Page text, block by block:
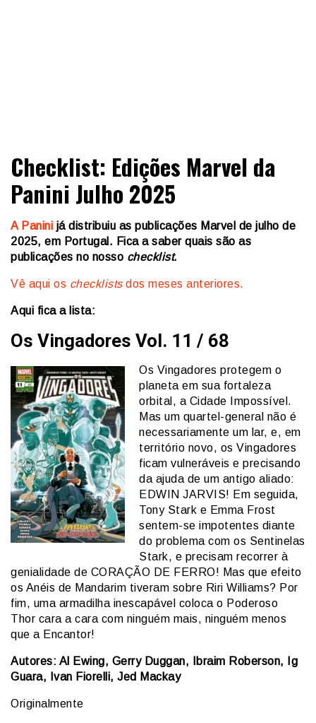
Central Comics
Checklist: Edições Marvel da
Panini Julho 2025
A Panini já distribuiu as publicações Marvel de julho de
2025, em Portugal. Fica a saber quais são as
publicações no nosso checklist.
Vê aqui os checklistsdos meses anteriores.
Aqui fica a lista:
Os Vingadores Vol. 11 / 68
Os Vingadores protegem o
planeta em sua fortaleza
orbital, a Cidade Impossível.
Mas um quartel-general não é
necessariamente um lar, e, em
território novo, os Vingadores
ficam vulneráveis e precisando
da ajuda de um antigo aliado:
EDWIN JARVIS! Em seguida,
Tony Stark e Emma Frost
sentem-se impotentes diante
do problema com os Sentinelas
Stark, e precisam recorrer à
genialidade de CORAÇÃO DE FERRO! Mas que efeito
os Anéis de Mandarim tiveram sobre Riri Williams? Por
fim, uma armadilha inescapável coloca o Poderoso
Thor cara a cara com ninguém mais, ninguém menos
que a Encantor!
Autores: Al Ewing, Gerry Duggan, Ibraim Roberson, Ig
Guara, Ivan Fiorelli, Jed Mackay
Originalmente